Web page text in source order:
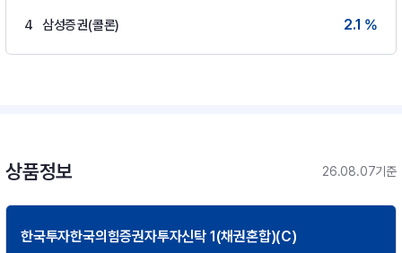
4 삼성증권(콜론) 2.1 %
상품정보 26.08.07기준
한국투자한국의힘증권자투자신탁 1(채권혼합)(C)